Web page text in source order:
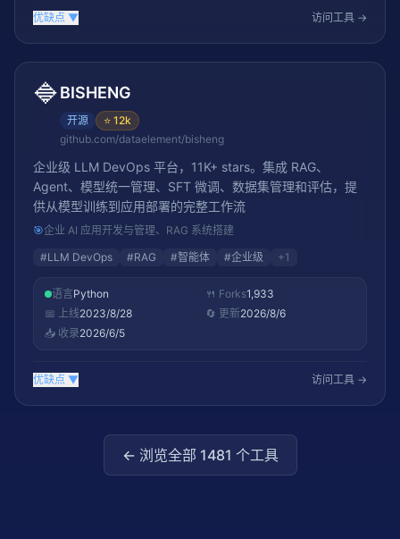
优缺点 ▼ 访问工具 →
🔷BISHENG
开源 ⭐ 12k
github.com/dataelement/bisheng
企业级 LLM DevOps 平台，11K+ stars。集成 RAG、
Agent、模型统一管理、SFT 微调、数据集管理和评估，提
供从模型训练到应用部署的完整工作流
🎯企业 AI 应用开发与管理、RAG 系统搭建
#LLM DevOps #RAG #智能体 #企业级 +1
语言Python 🍴 Forks1,933
📅 上线2023/8/28 🔄 更新2026/8/6
📥 收录2026/6/5
优缺点 ▼ 访问工具 →
← 浏览全部 1481 个工具